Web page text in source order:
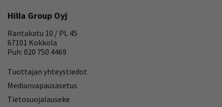
Hilla Group Oyj
Rantakatu 10 / PL 45
67101 Kokkola
Puh: 020 750 4469
Tuottajan yhteystiedot
Medianvapausasetus
Tietosuojalauseke